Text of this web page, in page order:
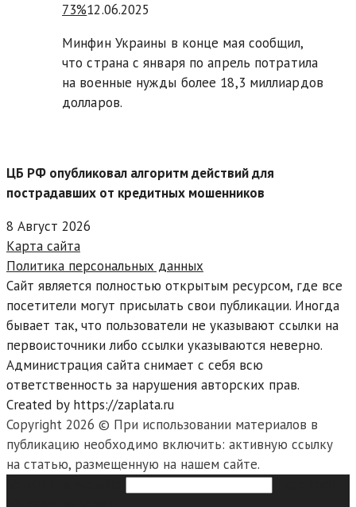
73%12.06.2025
Минфин Украины в конце мая сообщил,
что страна с января по апрель потратила
на военные нужды более 18,3 миллиардов
долларов.
ЦБ РФ опубликовал алгоритм действий для
пострадавших от кредитных мошенников
8 Август 2026
Карта сайта
Политика персональных данных
Сайт является полностью открытым ресурсом, где все
посетители могут присылать свои публикации. Иногда
бывает так, что пользователи не указывают ссылки на
первоисточники либо ссылки указываются неверно.
Администрация сайта снимает с себя всю
ответственность за нарушения авторских прав.
Created by https://zaplata.ru
Copyright 2026 © При использовании материалов в
публикацию необходимо включить: активную ссылку
на статью, размещенную на нашем сайте.